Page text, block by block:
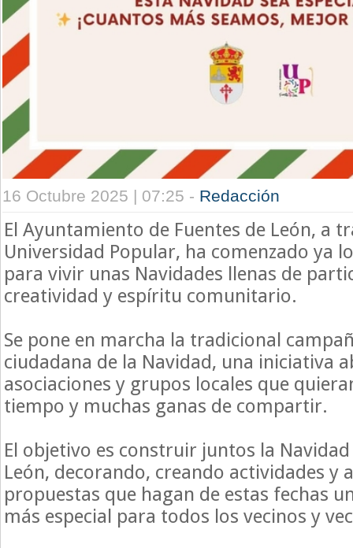
16 Octubre 2025 | 07:25 - Redacción
El Ayuntamiento de Fuentes de León, a
Universidad Popular, ha comenzado ya
para vivir unas Navidades llenas de
creatividad y espíritu comunitario.
Se pone en marcha la tradicional
ciudadana de la Navidad, una iniciativa
asociaciones y grupos locales que
tiempo y muchas ganas de compartir.
El objetivo es construir juntos la Navidad
León, decorando, creando actividades y
propuestas que hagan de estas fechas
más especial para todos los vecinos y